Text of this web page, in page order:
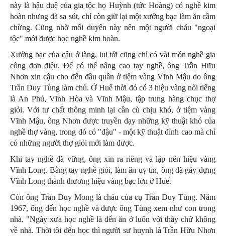
này là hậu duệ của gia tộc họ Huỳnh (tức Hoàng) có nghề kim
hoàn nhưng đã sa sút, chỉ còn giữ lại một xưởng bạc làm ăn cầm
chừng. Cũng nhờ mối duyên này nên một người cháu "ngoại
tộc" mới được học nghề kim hoàn.
Xưởng bạc của cậu ở làng, lui tới cũng chỉ có vài món nghề gia
công đơn điệu. Để có thể nâng cao tay nghề, ông Trần Hữu
Nhơn xin cậu cho đến đầu quân ở tiệm vàng Vĩnh Mậu do ông
Trần Duy Tùng làm chủ. Ở Huế thời đó có 3 hiệu vàng nổi tiếng
là An Phú, Vĩnh Hòa và Vĩnh Mậu, tập trung hàng chục thợ
giỏi. Với tư chất thông minh lại cần cù chịu khó, ở tiệm vàng
Vĩnh Mậu, ông Nhơn được truyền dạy những kỹ thuật khó của
nghề thợ vàng, trong đó có "đậu" - một kỹ thuật đỉnh cao mà chỉ
có những người thợ giỏi mới làm được.
Khi tay nghề đã vững, ông xin ra riêng và lập nên hiệu vàng
Vĩnh Long. Bằng tay nghề giỏi, làm ăn uy tín, ông đã gây dựng
Vĩnh Long thành thương hiệu vàng bạc lớn ở Huế.
Còn ông Trần Duy Mong là cháu của cụ Trần Duy Tùng. Năm
1967, ông đến học nghề và được ông Tùng xem như con trong
nhà. "Ngày xưa học nghề là đến ăn ở luôn với thầy chứ không
về nhà. Thời tôi đến học thì người sư huynh là Trần Hữu Nhơn